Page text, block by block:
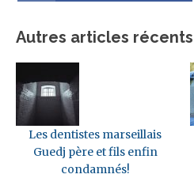
Autres articles récents
Les dentistes marseillais
Guedj père et fils enfin
condamnés!